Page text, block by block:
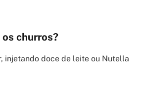
churros?
injetando doce de leite ou Nutella